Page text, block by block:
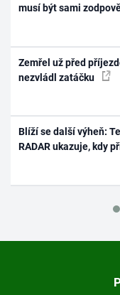
musí být sami
Zemřel už před
nezvládl zatáčku
Blíží se další výheň:
RADAR ukazuje, kdy